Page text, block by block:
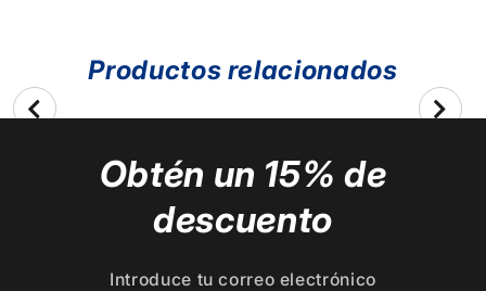
Productos relacionados
Obtén un 15% de
descuento
Introduce tu correo electrónico